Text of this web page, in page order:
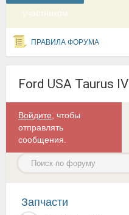
участником
ПРАВИЛА ФОРУМА
Ford USA Taurus IV
Войдите , чтобы
отправлять
сообщения.
запчасти